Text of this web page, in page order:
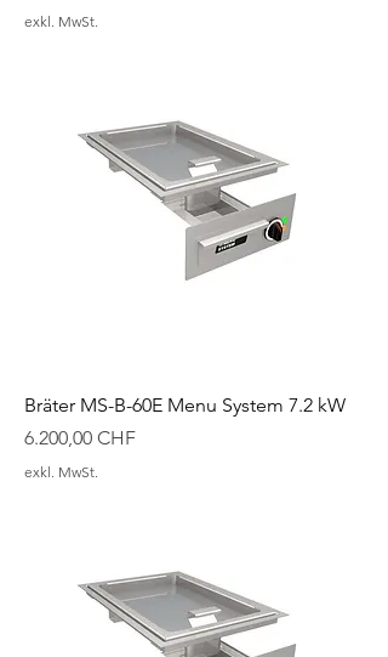
exkl. MwSt.
Bräter MS-B-60E Menu System 7.2 kW
Preis
6.200,00 CHF
exkl. MwSt.